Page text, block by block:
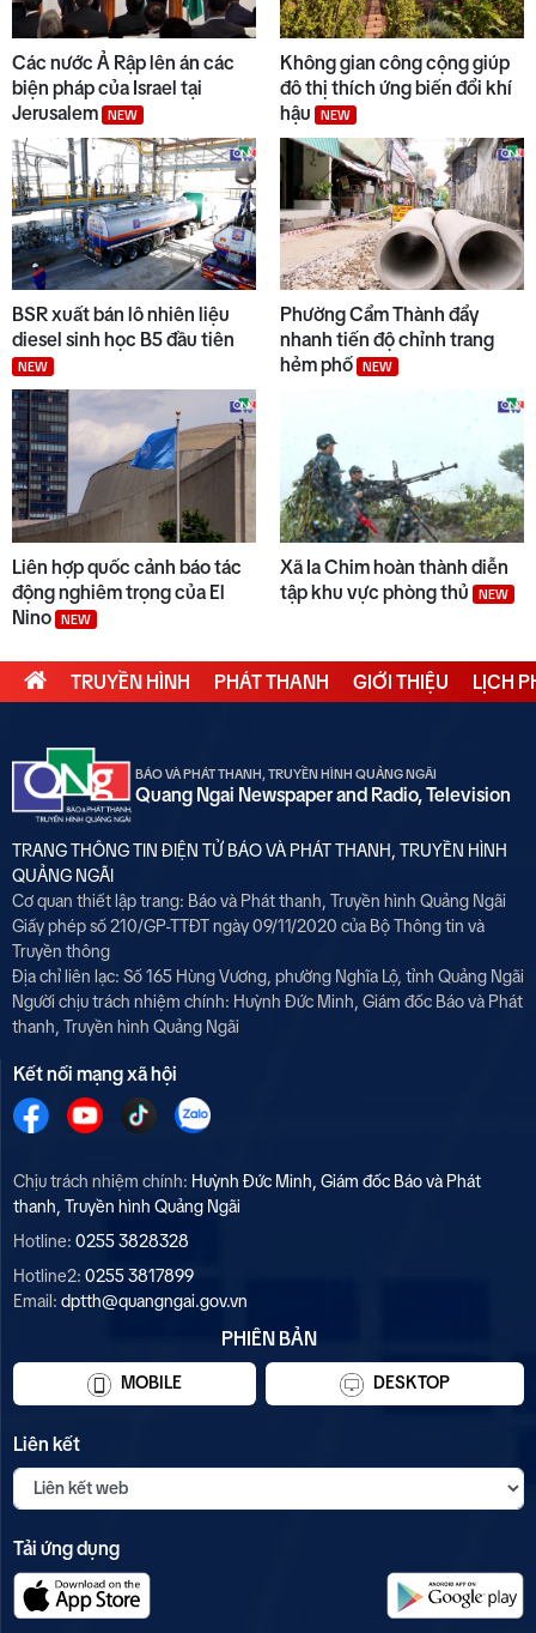
9
Từ 14/8, lưu thông trên cao tốc
Quảng Ngãi - Hoài Nhơn sẽ thu
phí NEW
10
Quảng Ngãi ngày mới 07/8 NEW
Các nước Ả Rập lên án các
biện pháp của Israel tại
Jerusalem
NEW
Không gian công cộng giúp
đô thị thích ứng biến đổi khí
hậu
NEW
BSR xuất bán lô nhiên liệu
diesel sinh học B5 đầu tiên
NEW
Phường Cẩm Thành đẩy
nhanh tiến độ chỉnh trang
hẻm phố
NEW
Liên hợp quốc cảnh báo tác
động nghiêm trọng của El
Nino
NEW
Xã Ia Chim hoàn thành diễn
tập khu vực phòng thủ
NEW
TRUYỀN HÌNH PHÁT THANH GIỚI THIỆU LỊCH
BÁO VÀ PHÁT THANH, TRUYỀN HÌNH QUẢNG NGÃI
Quang Ngai Newspaper and Radio, Television
TRANG THÔNG TIN ĐIỆN TỬ BÁO VÀ PHÁT THANH, TRUYỀN HÌNH
QUẢNG NGÃI
Cơ quan thiết lập trang: Báo và Phát thanh, Truyền hình Quảng Ngãi
Giấy phép số 210/GP-TTĐT ngày 09/11/2020 của Bộ Thông tin và
Truyền thông
Địa chỉ liên lạc: Số 165 Hùng Vương, phường Nghĩa Lộ, tỉnh Quảng Ngãi
Người chịu trách nhiệm chính: Huỳnh Đức Minh, Giám đốc Báo và Phát
thanh, Truyền hình Quảng Ngãi
Kết nối mạng xã hội
Chịu trách nhiệm chính: Huỳnh Đức Minh, Giám đốc Báo và Phát
thanh, Truyền hình Quảng Ngãi
Hotline: 0255 3828328
Hotline2: 0255 3817899
Email: dptth@quangngai.gov.vn
PHIÊN BẢN
MOBILE DESKTOP
Liên kết
Tải ứng dụng